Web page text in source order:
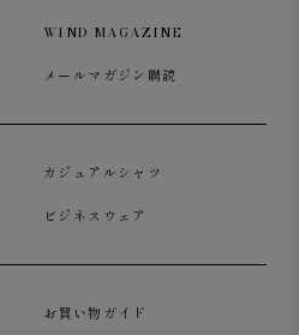
WIND MAGAZINE
メールマガジン購読
カジュアルシャツ
ビジネスウェア
お買い物ガイド